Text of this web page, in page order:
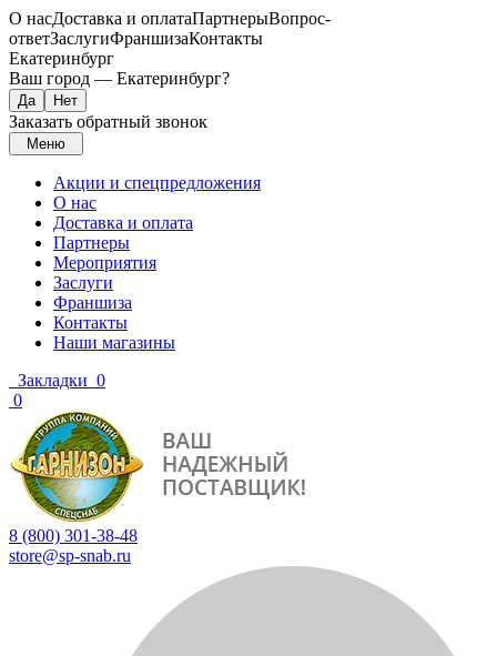
О насДоставка и оплатаПартнерыВопрос-
ответЗаслугиФраншизаКонтакты
Екатеринбург
Ваш город — Екатеринбург?
Заказать обратный звонок
Меню
Акции и спецпредложения
О нас
Доставка и оплата
Партнеры
Мероприятия
Заслуги
Франшиза
Контакты
Наши магазины
Закладки 0
0
8 (800) 301-38-48
store@sp-snab.ru